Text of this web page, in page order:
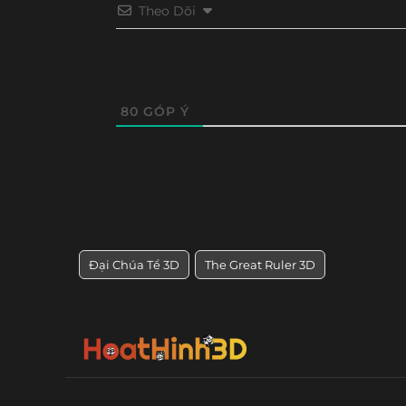
Theo Dõi
80 GÓP Ý
Đại Chúa Tể 3D The Great Ruler 3D